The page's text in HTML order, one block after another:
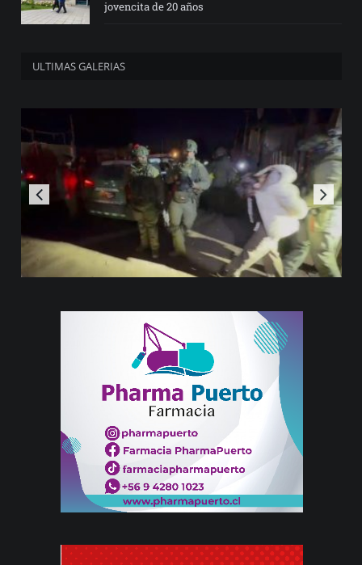
jovencita de 20 años
ULTIMAS GALERIAS